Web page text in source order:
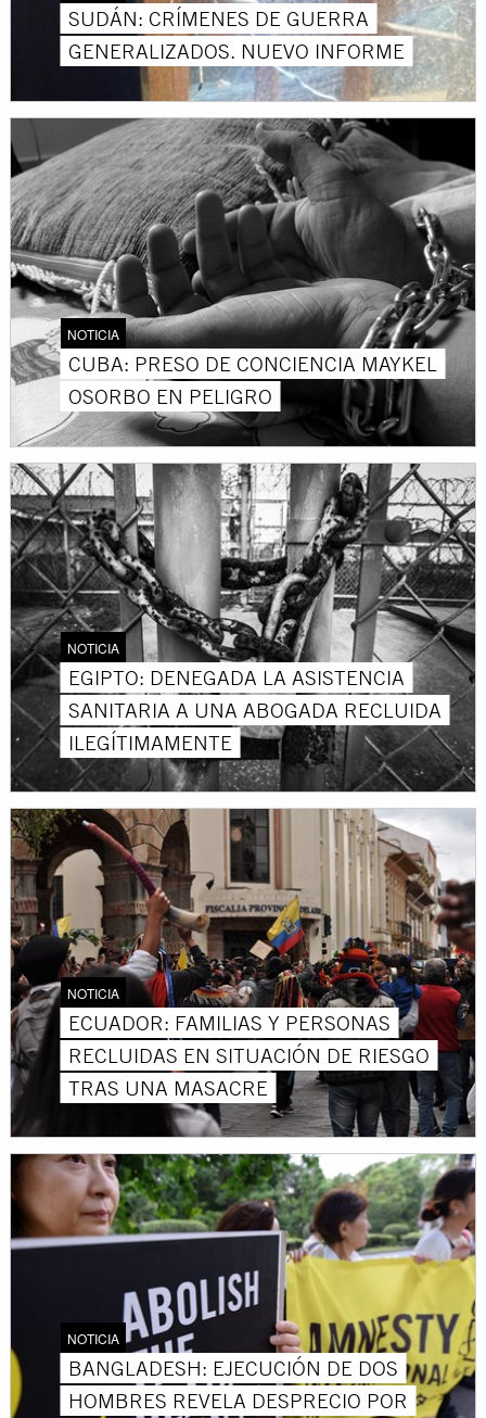
SUDÁN: CRÍMENES DE GUERRA
GENERALIZADOS. NUEVO INFORME
NOTICIA
CUBA: PRESO DE CONCIENCIA MAYKEL
OSORBO EN PELIGRO
NOTICIA
EGIPTO: DENEGADA LA ASISTENCIA
SANITARIA A UNA ABOGADA RECLUIDA
ILEGÍTIMAMENTE
NOTICIA
ECUADOR: FAMILIAS Y PERSONAS
RECLUIDAS EN SITUACIÓN DE RIESGO
TRAS UNA MASACRE
NOTICIA
BANGLADESH: EJECUCIÓN DE DOS
HOMBRES REVELA DESPRECIO POR